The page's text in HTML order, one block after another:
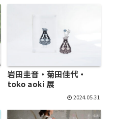
岩田圭音・菊田佳代・
toko aoki 展
2024.05.31